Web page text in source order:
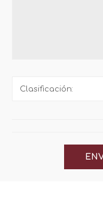
Clasificación: